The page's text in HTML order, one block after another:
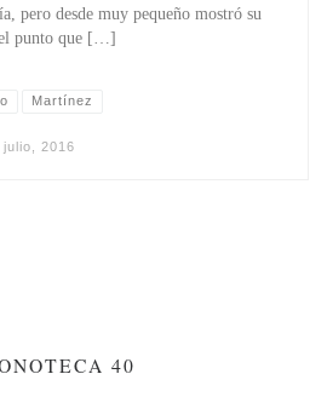
pero desde muy pequeño mostró su
punto que […]
Martínez
julio, 2016
40